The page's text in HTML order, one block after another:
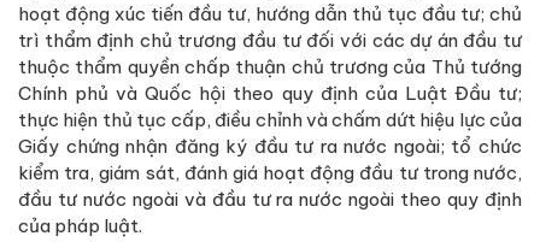
hoạt động xúc tiến đầu tư, hướng dẫn thủ tục đầu tư; chủ
trì thẩm định chủ trương đầu tư đối với các dự án đầu tư
thuộc thẩm quyền chấp thuận chủ trương của Thủ tướng
Chính phủ và Quốc hội theo quy định của Luật Đầu tư;
thực hiện thủ tục cấp, điều chỉnh và chấm dứt hiệu lực của
Giấy chứng nhận đăng ký đầu tư ra nước ngoài; tổ chức
kiểm tra, giám sát, đánh giá hoạt động đầu tư trong nước,
đầu tư nước ngoài và đầu tư ra nước ngoài theo quy định
của pháp luật.